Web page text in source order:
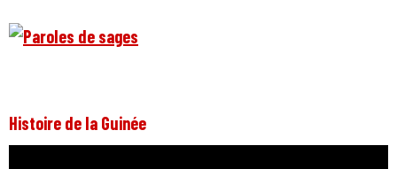
Histoire de la Guinée